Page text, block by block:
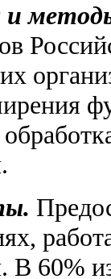
и
В 60%